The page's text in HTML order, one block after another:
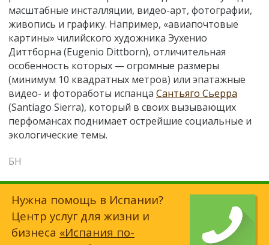
масштабные инсталляции, видео-арт, фотографии,
живопись и графику. Например, «авиапочтовые
картины» чилийского художника Эухенио
Диттборна (Eugenio Dittborn), отличительная
особенность которых — огромные размеры
(минимум 10 квадратных метров) или эпатажные
видео- и фотоработы испанца Сантьяго Сьерра
(Santiago Sierra), который в своих вызывающих
перфомансах поднимает острейшие социальные и
экологические темы.
БН
Нужна помощь в Испании?
Центр услуг для жизни и
бизнеса «Испания по-